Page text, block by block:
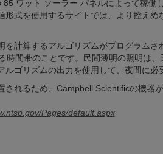
ワット ソーラー パネルによって稼働
式を使用するサイトでは、より控えめ
計算するアルゴリズムがプログラムさ
時間帯のことです。民間薄明の照明は
ゴリズムの出力を使用して、夜間に必
れるため、Campbell Scientificの機器
Pages/default.aspx